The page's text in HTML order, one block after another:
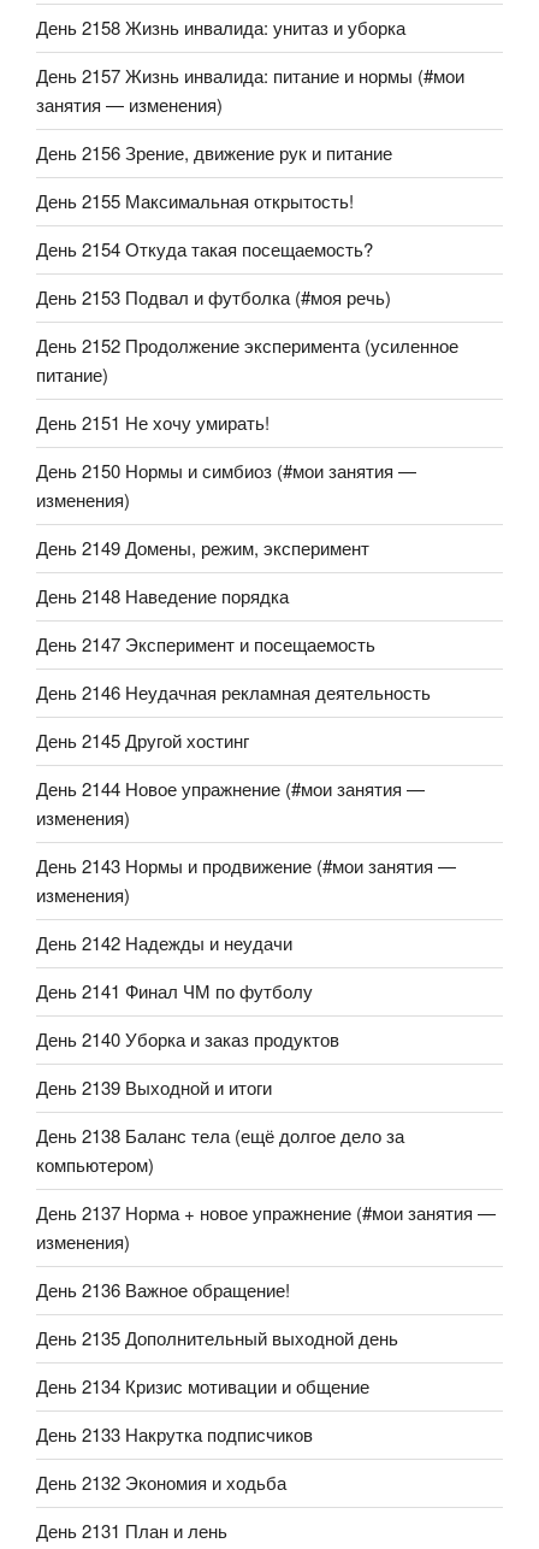
День 2158 Жизнь инвалида: унитаз и уборка
День 2157 Жизнь инвалида: питание и нормы (#мои
занятия — изменения)
День 2156 Зрение, движение рук и питание
День 2155 Максимальная открытость!
День 2154 Откуда такая посещаемость?
День 2153 Подвал и футболка (#моя речь)
День 2152 Продолжение эксперимента (усиленное
питание)
День 2151 Не хочу умирать!
День 2150 Нормы и симбиоз (#мои занятия —
изменения)
День 2149 Домены, режим, эксперимент
День 2148 Наведение порядка
День 2147 Эксперимент и посещаемость
День 2146 Неудачная рекламная деятельность
День 2145 Другой хостинг
День 2144 Новое упражнение (#мои занятия —
изменения)
День 2143 Нормы и продвижение (#мои занятия —
изменения)
День 2142 Надежды и неудачи
День 2141 Финал ЧМ по футболу
День 2140 Уборка и заказ продуктов
День 2139 Выходной и итоги
День 2138 Баланс тела (ещё долгое дело за
компьютером)
День 2137 Норма + новое упражнение (#мои занятия —
изменения)
День 2136 Важное обращение!
День 2135 Дополнительный выходной день
День 2134 Кризис мотивации и общение
День 2133 Накрутка подписчиков
День 2132 Экономия и ходьба
День 2131 План и лень